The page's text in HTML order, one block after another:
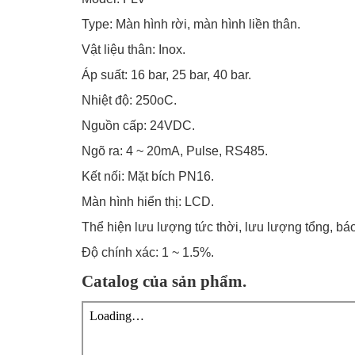
Type: Màn hình rời, màn hình liền thân.
Vật liệu thân: Inox.
Áp suất: 16 bar, 25 bar, 40 bar.
Nhiệt độ: 250oC.
Nguồn cấp: 24VDC.
Ngõ ra: 4 ~ 20mA, Pulse, RS485.
Kết nối: Mặt bích PN16.
Màn hình hiển thị: LCD.
Thể hiện lưu lượng tức thời, lưu lượng tổng,
Độ chính xác: 1 ~ 1.5%.
Catalog của sản phẩm.